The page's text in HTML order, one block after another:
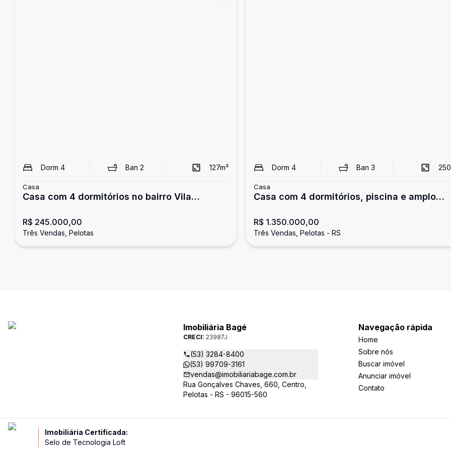
Dorm 4 Ban2 127m²
Casa
Casa com 4 dormitórios no bairro Vila
R$ 245.000,00
Três Vendas, Pelotas
Dorm 4 Ban 3 250
Casa
Casa com 4 dormitórios, piscina e amplo
R$ 1.350.000,00
Três Vendas, Pelotas - RS
Imobiliária Bagé
CRECI: 23987J
(53) 3284-8400
(53) 99709-3161
vendas@imobiliariabage.com.br
Rua Gonçalves Chaves, 660, Centro,
Pelotas - RS - 96015-560
Navegação rápida
Home
Sobre nós
Buscar imóvel
Anunciar imóvel
Contato
Imobiliária Certificada:
Selo de Tecnologia Loft